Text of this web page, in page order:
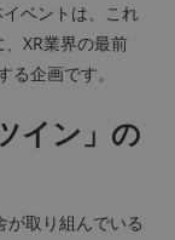
ベントは、これ
XR業界の最前
企画です。
イン」の
取り組んでいる